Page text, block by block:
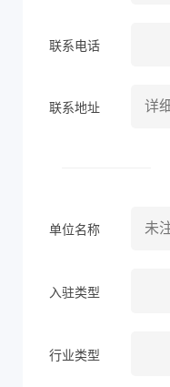
联系电话
联系地址
单位名称
入驻类型
行业类型